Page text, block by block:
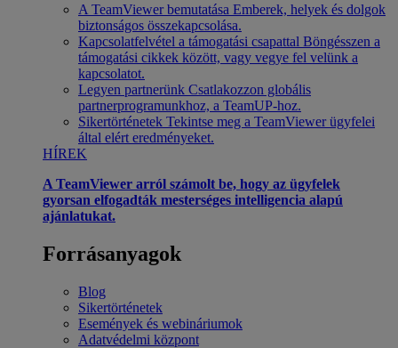
A TeamViewer bemutatása Emberek, helyek és dolgok
biztonságos összekapcsolása.
Kapcsolatfelvétel a támogatási csapattal Böngésszen a
támogatási cikkek között, vagy vegye fel velünk a
kapcsolatot.
Legyen partnerünk Csatlakozzon globális
partnerprogramunkhoz, a TeamUP-hoz.
Sikertörténetek Tekintse meg a TeamViewer ügyfelei
által elért eredményeket.
HÍREK
A TeamViewer arról számolt be, hogy az ügyfelek
gyorsan elfogadták mesterséges intelligencia alapú
ajánlatukat.
Forrásanyagok
Blog
Sikertörténetek
Események és webináriumok
Adatvédelmi központ